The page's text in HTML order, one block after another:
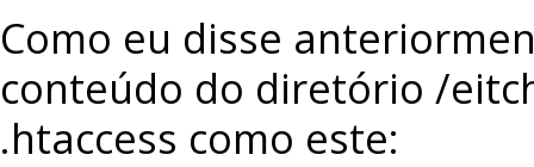
Como eu disse
conteúdo do diretório /
.htaccess como este: